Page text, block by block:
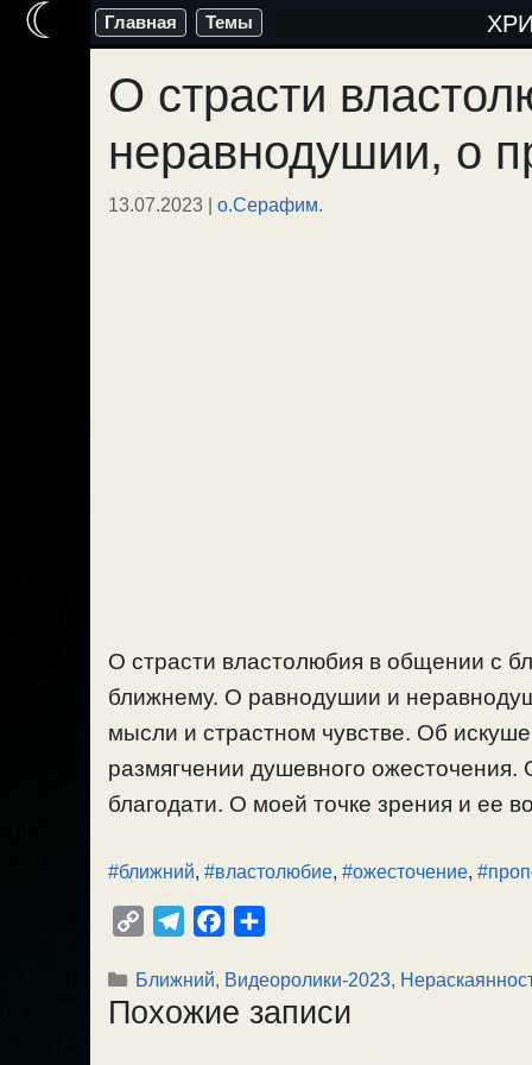
Перейти
содержимому
Главная Темы
О страсти
неравнодушии, о
13.07.2023 | о.Серафим.
О страсти властолюбия в общении с
ближнему. О равнодушии и
мысли и страстном чувстве. Об
размягчении душевного ожесточения.
благодати. О моей точке зрения и ее
#ближний, #властолюбие, #ожесточение,
p
y
l
e
c
e
п
р
Рубрики
Ближний, Видеоролики-2023,
Похожие записи
☾